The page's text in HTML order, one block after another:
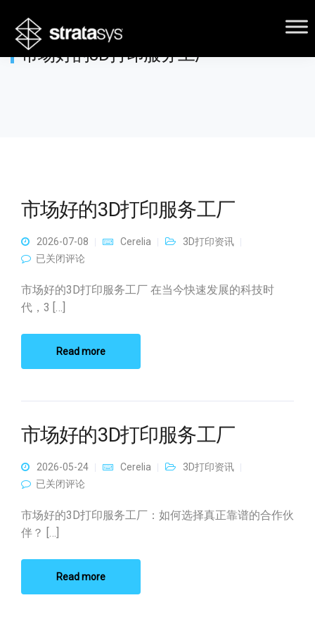
市场好的3D打印服务工厂
市场好的3D打印服务工厂
2026-07-08 Cerelia
3D打印资讯
市场好的3D打印服务工厂
已关闭评论
市场好的3D打印服务工厂 在当今快速发展的科技时
代，3 […]
Read more
市场好的3D打印服务工厂
2026-05-24 Cerelia
3D打印资讯
市场好的3D打印服务工厂
已关闭评论
市场好的3D打印服务工厂：如何选择真正靠谱的合作伙
伴？ […]
Read more